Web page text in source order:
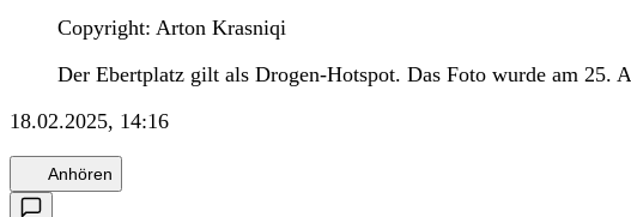
Copyright: Arton Krasniqi
Der Ebertplatz gilt als Drogen-Hotspot. Das Foto wurde am 25.
18.02.2025, 14:16
Anhören